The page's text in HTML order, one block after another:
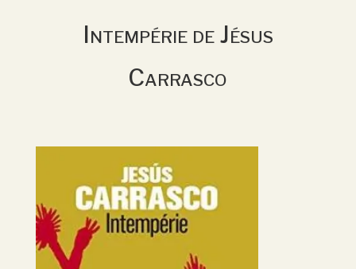
Intempérie de Jésus
Carrasco